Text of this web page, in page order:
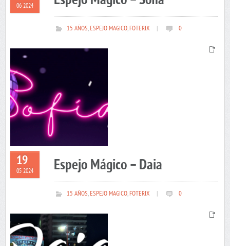
06 2024
15 AÑOS,ESPEJO MAGICO,FOTERIX 0
19
05 2024 Espejo Mágico – Daia
15 AÑOS,ESPEJO MAGICO,FOTERIX 0